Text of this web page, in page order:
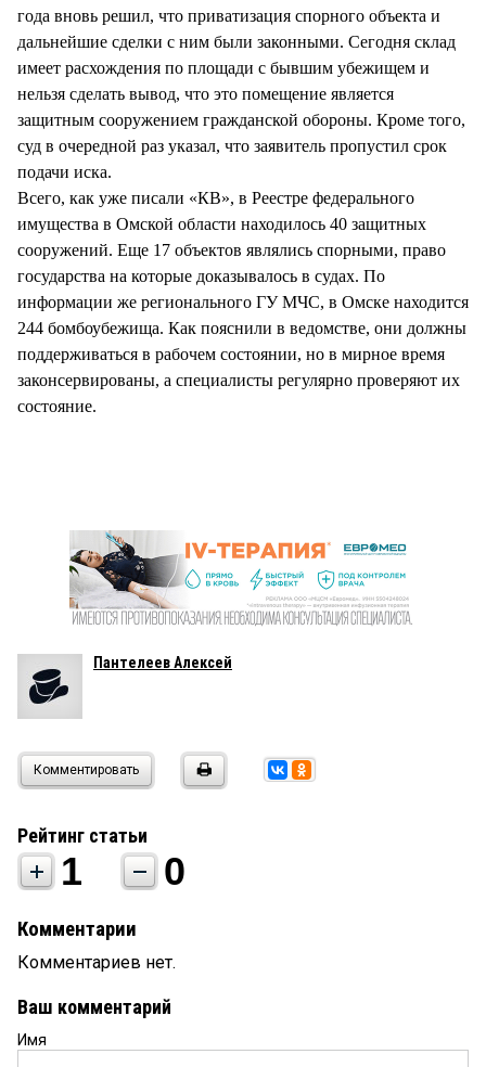
года вновь решил, что приватизация спорного объекта и
дальнейшие сделки с ним были законными. Сегодня склад
имеет расхождения по площади с бывшим убежищем и
нельзя сделать вывод, что это помещение является
защитным сооружением гражданской обороны. Кроме того,
суд в очередной раз указал, что заявитель пропустил срок
подачи иска.
Всего, как уже писали «КВ», в Реестре федерального
имущества в Омской области находилось 40 защитных
сооружений. Еще 17 объектов являлись спорными, право
государства на которые доказывалось в судах. По
информации же регионального ГУ МЧС, в Омске находится
244 бомбоубежища. Как пояснили в ведомстве, они должны
поддерживаться в рабочем состоянии, но в мирное время
законсервированы, а специалисты регулярно проверяют их
состояние.
Пантелеев Алексей
Комментировать
Рейтинг статьи
1 0
Комментарии
Комментариев нет.
Ваш комментарий
Имя